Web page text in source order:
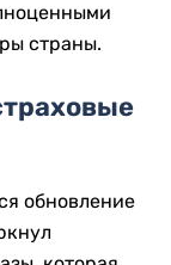
страны.
обновление